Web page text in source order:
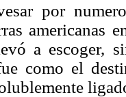
por
americanas
a escoger,
como el